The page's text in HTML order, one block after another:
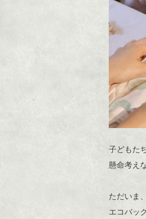
子どもた
懸命考え
ただいま
エコバッ